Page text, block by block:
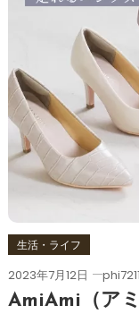
生活・ライフ
2023年7月12日
AmiAmi（ア